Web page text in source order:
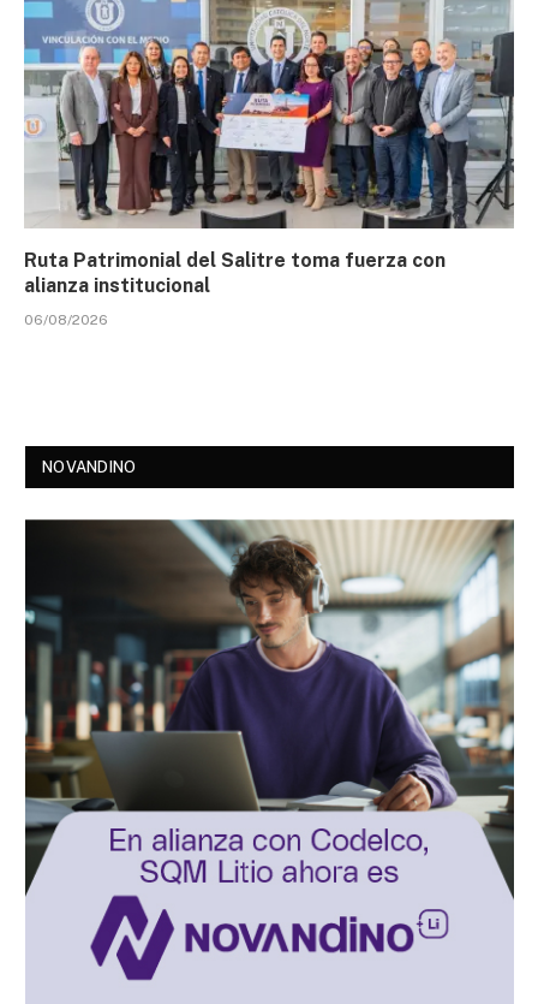
Ruta Patrimonial del Salitre toma fuerza con
alianza institucional
06/08/2026
NOVANDINO